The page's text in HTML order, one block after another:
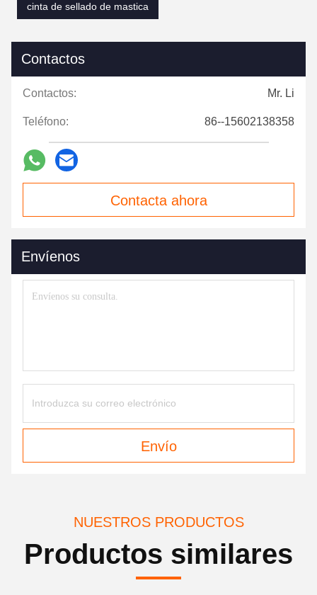
cinta de sellado de mastica
Contactos
Contactos: Mr. Li
Teléfono: 86--15602138358
Contacta ahora
Envíenos
Envío
NUESTROS PRODUCTOS
Productos similares